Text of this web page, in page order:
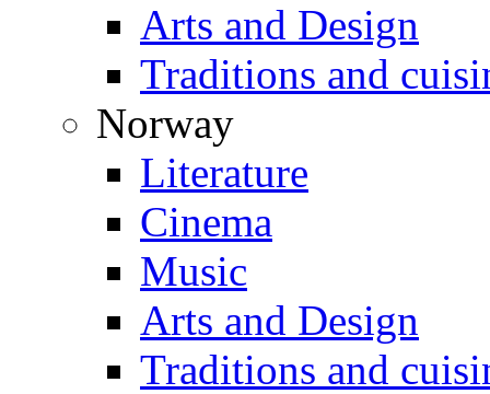
Arts and Design
Traditions and
Norway
Literature
Cinema
Music
Arts and Design
Traditions and